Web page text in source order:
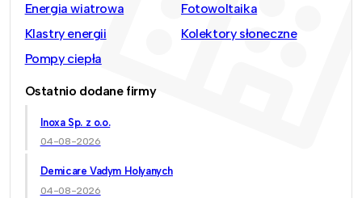
Energia wiatrowa
Fotowoltaika
Klastry energii
Kolektory słoneczne
Pompy ciepła
Ostatnio dodane firmy
Inoxa Sp. z o.o.
04-08-2026
Demicare Vadym Holyanych
04-08-2026